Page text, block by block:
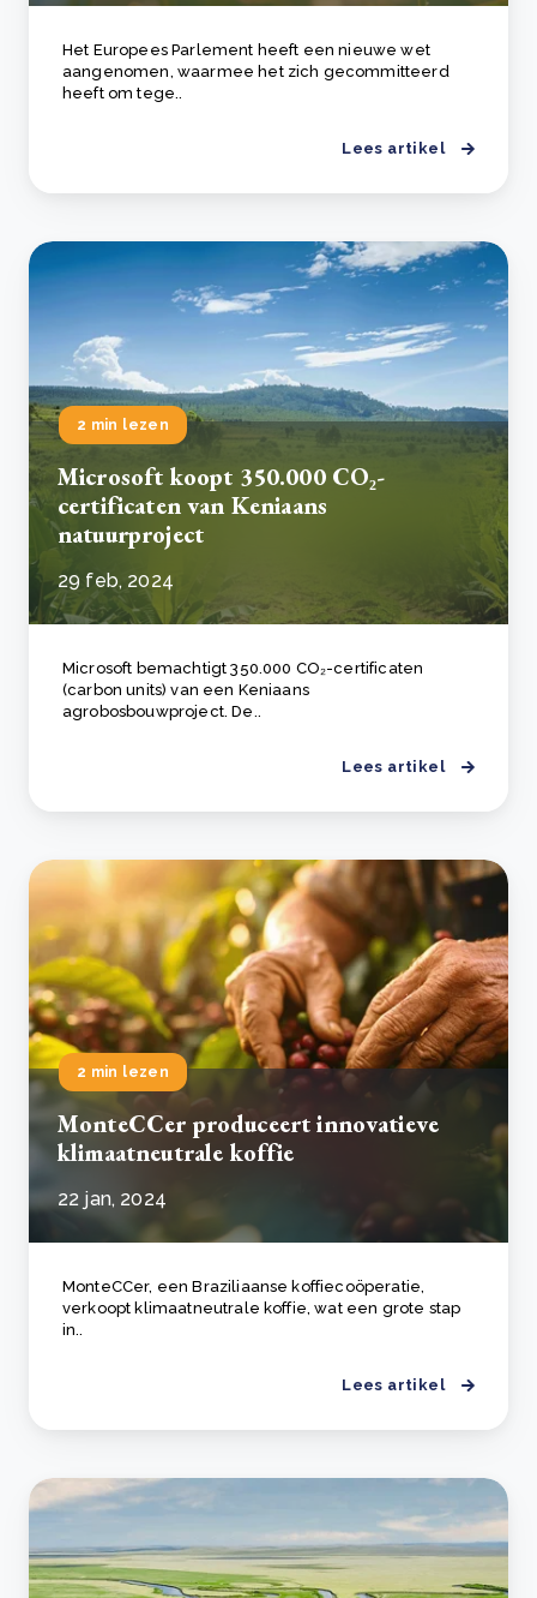
Het Europees Parlement heeft een nieuwe wet
aangenomen, waarmee het zich gecommitteerd
heeft om tege..
Lees artikel
2 min lezen
Microsoft koopt 350.000 CO₂-
certificaten van Keniaans
natuurproject
29 feb, 2024
Microsoft bemachtigt 350.000 CO₂-certificaten
(carbon units) van een Keniaans
agrobosbouwproject. De..
Lees artikel
2 min lezen
MonteCCer produceert innovatieve
klimaatneutrale koffie
22 jan, 2024
MonteCCer, een Braziliaanse koffiecoöperatie,
verkoopt klimaatneutrale koffie, wat een grote stap
in..
Lees artikel